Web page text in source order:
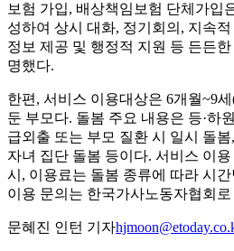
보험 가입, 배상책임보험 단체가입
성하여 상시 대화, 정기회의, 지속
정보 제공 및 행정적 지원 등 든든
명했다.
한편, 서비스 이용대상은 6개월~9
둔 부모다. 돌봄 주요 내용은 등·하
급외출 또는 부모 질환 시 일시 돌
자녀 집단 돌봄 등이다. 서비스 이
시, 이용료는 돌봄 종류에 따라 시
이용 문의는 한국가사노동자협회로
문혜진 인턴 기자